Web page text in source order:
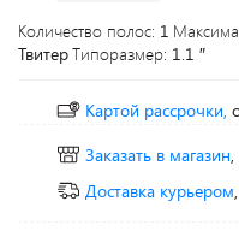
Количество полос: 1
ТвитерТипоразмер: 1.1 ″
Картой рассрочки,
Заказать в магазин
Доставка курьером